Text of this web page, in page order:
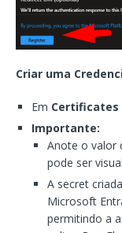
Criar uma
Em Certificates
Importante:
Anote o valor
pode ser
A secret
Microsoft
permitindo a